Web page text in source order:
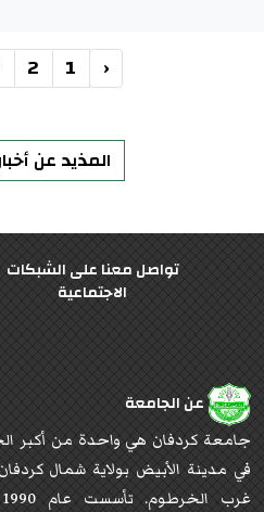
‹
1
2
المذيد عن
تواصل معنا على الشبكات
الاجتماعية
عن الجامعة
جامعة كردفان هي واحدة من أكبر